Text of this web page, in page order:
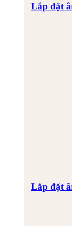
Lắp đặt
Lắp đặt